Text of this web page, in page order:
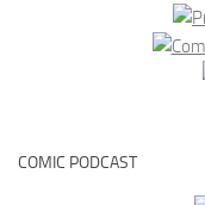
COMIC PODCAST